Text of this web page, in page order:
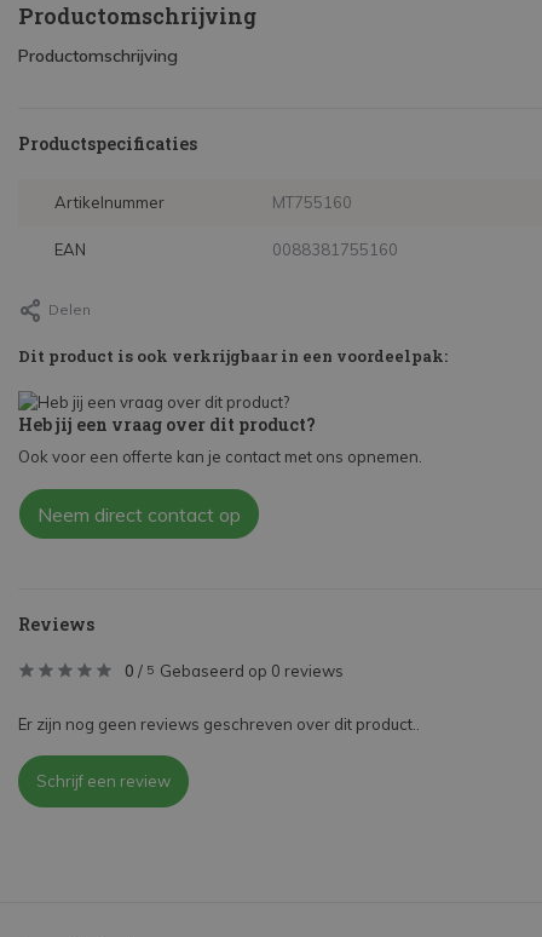
Productomschrijving
Productomschrijving
Productspecificaties
Artikelnummer MT755160
EAN 0088381755160
Delen
Dit product is ook verkrijgbaar in een voordeelpak:
Heb jij een vraag over dit product?
Ook voor een offerte kan je contact met ons opnemen.
Neem direct contact op
Reviews
0 / 5 Gebaseerd op 0 reviews
Er zijn nog geen reviews geschreven over dit product..
Schrijf een review